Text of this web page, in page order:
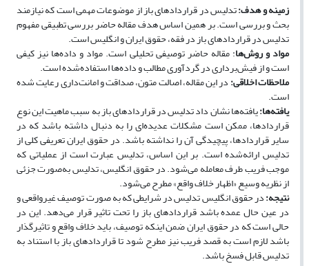
زمینه و هدف:تدلیس در قراردادهای باز از موضوعات مهمی است که نیازمند
بحث و بررسی است. بر همین اساس هدف مقاله حاضر بررسی تطبیقی مفهوم
تدلیس در قراردادهای باز در فقه، حقوق ایران و انگلیس است.
مواد و روش‌ها: مقاله حاضر توصیفی تحلیلی است. مواد و داده‌ها نیز کیفی
است و از فیش‌برداری در گردآوری مطالب و داده‌ها استفاده‌شده است.
ملاحظات اخلاقی:در این مقاله، اصالت متون، صداقت و امانت‌داری رعایت شده
است.
یافته‌ها:یافته‌ها نشان داد تدلیس در قراردادهای باز به سبب ماهیت این نوع
قراردادها، ممکن است مشکلات عدیده‌ای را به دنبال داشته باشد که در
سایر قراردادها، پیچیدگی آن را نداشته باشد. در حقوق ایران تعریفی کلی از
تدلیس ارائه‌شده است. بر این اساس، تدلیس عبارت است از عملیاتی که
موجب فریب طرف معامله می‌شود. در حقوق انگلیس، تدلیس به‌صورت جزئی
از نظریه وسیع «اظهار خلاف واقع» مطرح می‌شود.
نتیجه:در حقوق انگلیس تدلیس در شرایطی که به صورت توصیف غیرواقعی و
در عین حال عمده باشد قراردادهای باز را تحت تاثیر قرار می‌دهد. این در
حالی است که در حقوق ایران ضمن اینکه توصیف، باید خلاف واقع و تاثیرگذار
باشد لازم است به قصد فریب نیز مطرح شود تا قراردادهای باز با استناد به
تدلیس قابل فسخ باشد.